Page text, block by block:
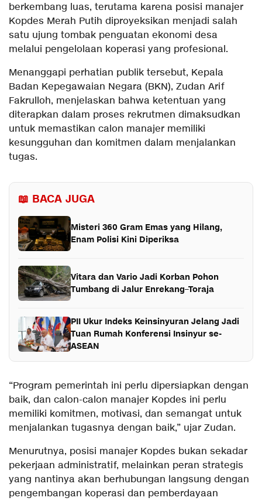
berkembang luas, terutama karena posisi manajer
Kopdes Merah Putih diproyeksikan menjadi salah
satu ujung tombak penguatan ekonomi desa
melalui pengelolaan koperasi yang profesional.
Menanggapi perhatian publik tersebut, Kepala
Badan Kepegawaian Negara (BKN), Zudan Arif
Fakrulloh, menjelaskan bahwa ketentuan yang
diterapkan dalam proses rekrutmen dimaksudkan
untuk memastikan calon manajer memiliki
kesungguhan dan komitmen dalam menjalankan
tugas.
📖 BACA JUGA
Misteri 360 Gram Emas yang Hilang,
Enam Polisi Kini Diperiksa
Vitara dan Vario Jadi Korban Pohon
Tumbang di Jalur Enrekang–Toraja
PII Ukur Indeks Keinsinyuran Jelang Jadi
Tuan Rumah Konferensi Insinyur se-
ASEAN
“Program pemerintah ini perlu dipersiapkan dengan
baik, dan calon-calon manajer Kopdes ini perlu
memiliki komitmen, motivasi, dan semangat untuk
menjalankan tugasnya dengan baik,” ujar Zudan.
Menurutnya, posisi manajer Kopdes bukan sekadar
pekerjaan administratif, melainkan peran strategis
yang nantinya akan berhubungan langsung dengan
pengembangan koperasi dan pemberdayaan